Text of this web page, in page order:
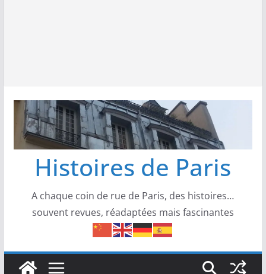
Histoires de Paris
A chaque coin de rue de Paris, des histoires…
souvent revues, réadaptées mais fascinantes